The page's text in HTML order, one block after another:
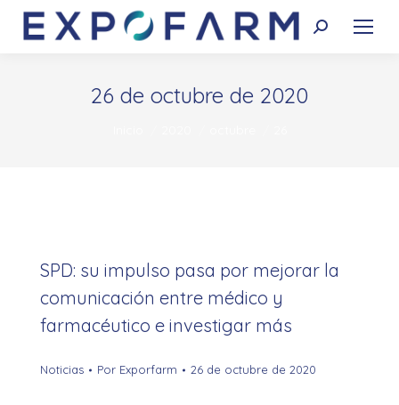
Buscar:
26 de octubre de 2020
SPD: su impulso pasa por mejorar la
comunicación entre médico y
farmacéutico e investigar más
Noticias Por Exporfarm 26 de octubre de 2020